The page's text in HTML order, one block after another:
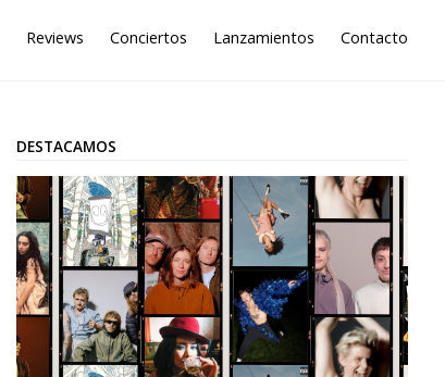
Reviews Conciertos Lanzamientos Contacto
DESTACAMOS